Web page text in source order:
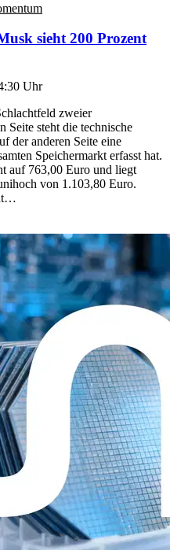
sieht 200 Prozent
Uhr
zweier
Seite steht die technische
der anderen Seite eine
Speichermarkt erfasst hat.
auf 763,00 Euro und liegt
von 1.103,80 Euro.